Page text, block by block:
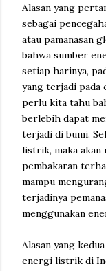
Alasan yang
sebagai
atau pamanasan
bahwa sumber
setiap harinya,
yang terjadi pada
perlu kita tahu
berlebih dapat
terjadi di bumi.
listrik, maka akan
pembakaran
mampu
terjadinya
menggunakan
Alasan yang
energi listrik di